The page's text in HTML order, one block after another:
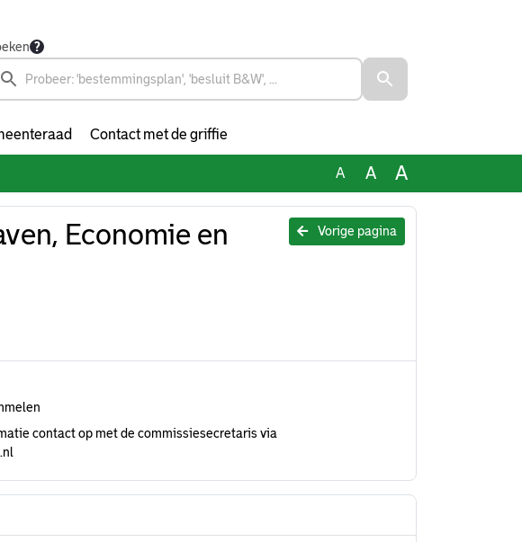
Contact met de griffie
A A A
Vorige pagina
Economie en
contact op met de commissiesecretaris via